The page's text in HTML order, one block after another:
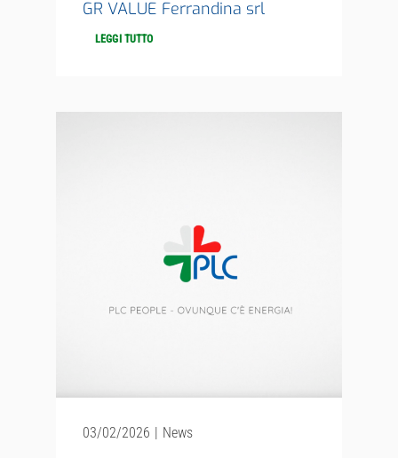
GR VALUE Ferrandina srl
LEGGI TUTTO
03/02/2026 | News